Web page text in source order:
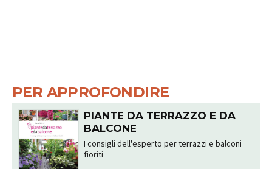
PER APPROFONDIRE
PIANTE DA TERRAZZO E DA
BALCONE
I consigli dell'esperto per terrazzi e balconi
fioriti